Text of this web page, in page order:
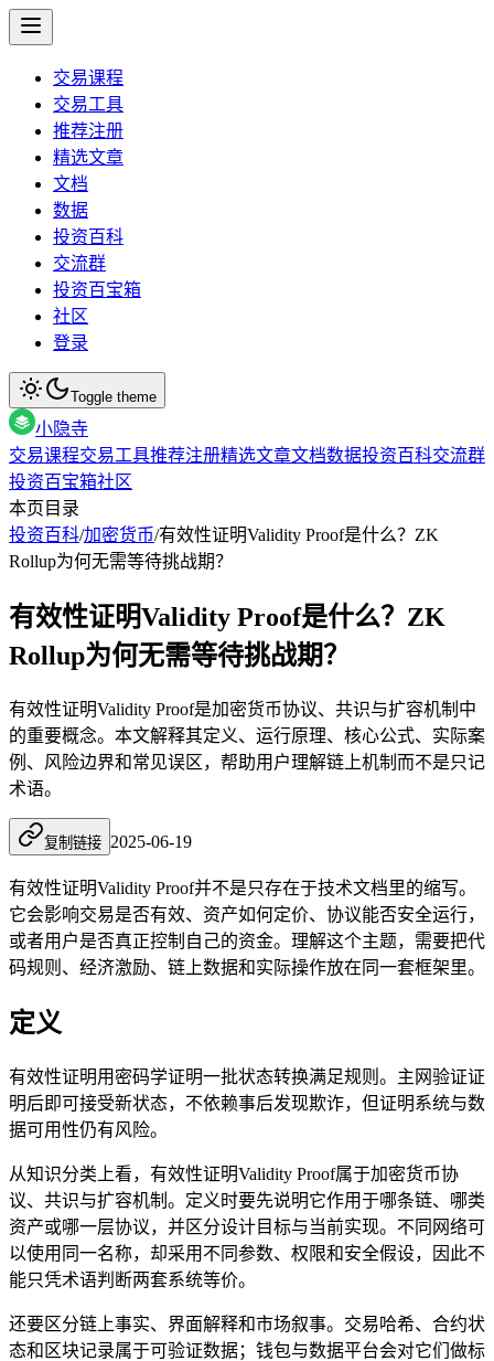
交易课程
交易工具
推荐注册
精选文章
文档
数据
投资百科
交流群
投资百宝箱
社区
登录
Toggle theme
小隐寺
交易课程交易工具推荐注册精选文章文档数据投资百科交流群
投资百宝箱社区
本页目录
投资百科/加密货币/有效性证明Validity Proof是什么？ZK
Rollup为何无需等待挑战期？
有效性证明Validity Proof是什么？ZK
Rollup为何无需等待挑战期？
有效性证明Validity Proof是加密货币协议、共识与扩容机制中
的重要概念。本文解释其定义、运行原理、核心公式、实际案
例、风险边界和常见误区，帮助用户理解链上机制而不是只记
术语。
复制链接 2025-06-19
有效性证明Validity Proof并不是只存在于技术文档里的缩写。
它会影响交易是否有效、资产如何定价、协议能否安全运行，
或者用户是否真正控制自己的资金。理解这个主题，需要把代
码规则、经济激励、链上数据和实际操作放在同一套框架里。
定义
有效性证明用密码学证明一批状态转换满足规则。主网验证证
明后即可接受新状态，不依赖事后发现欺诈，但证明系统与数
据可用性仍有风险。
从知识分类上看，有效性证明Validity Proof属于加密货币协
议、共识与扩容机制。定义时要先说明它作用于哪条链、哪类
资产或哪一层协议，并区分设计目标与当前实现。不同网络可
以使用同一名称，却采用不同参数、权限和安全假设，因此不
能只凭术语判断两套系统等价。
还要区分链上事实、界面解释和市场叙事。交易哈希、合约状
态和区块记录属于可验证数据；钱包与数据平台会对它们做标